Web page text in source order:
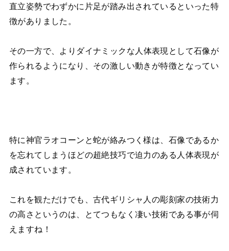
直立姿勢でわずかに片足が踏み出されているといった特
徴がありました。
その一方で、
よりダイナミックな人体表現として石像が
作られるようになり、その激しい動きが特徴となってい
ます。
特に神官ラオコーンと蛇が絡みつく様は、石像であるか
を忘れてしまうほどの超絶技巧で迫力のある人体表現が
成されています。
これを観ただけでも、古代ギリシャ人の彫刻家の技術力
の高さというのは、とてつもなく凄い技術である事が伺
えますね！